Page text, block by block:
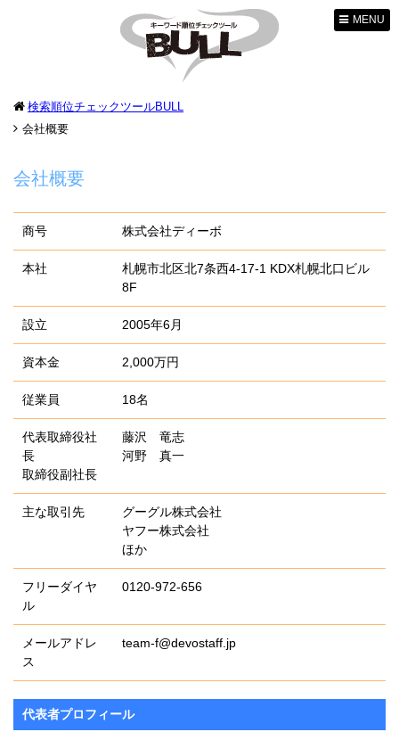
MENU
検索順位チェックツールBULL
会社概要
会社概要
商号 株式会社ディーボ
本社
札幌市北区北7条西4-17-1 KDX札幌北口ビル
8F
設立 2005年6月
資本金 2,000万円
従業員 18名
代表取締役社
長
取締役副社長
藤沢 竜志
河野 真一
主な取引先
グーグル株式会社
ヤフー株式会社
ほか
フリーダイヤ
ル
0120-972-656
メールアドレ
ス
team-f@devostaff.jp
代表者プロフィール